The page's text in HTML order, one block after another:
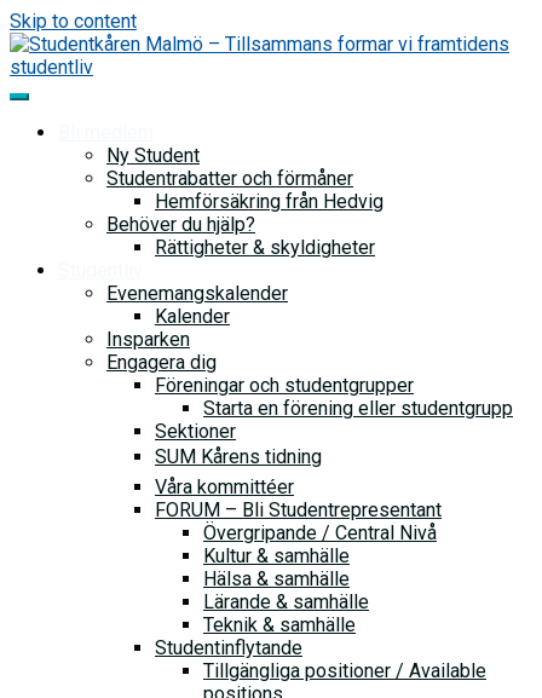
Skip to content
Ny Student
Studentrabatter och förmåner
Hemförsäkring från Hedvig
Behöver du hjälp?
Rättigheter & skyldigheter
Evenemangskalender
Kalender
Insparken
Engagera dig
Föreningar och studentgrupper
Starta en förening eller studentgrupp
Sektioner
SUM Kårens tidning
Våra kommittéer
FORUM – Bli Studentrepresentant
Övergripande / Central Nivå
Kultur & samhälle
Hälsa & samhälle
Lärande & samhälle
Teknik & samhälle
Studentinflytande
Tillgängliga positioner / Available